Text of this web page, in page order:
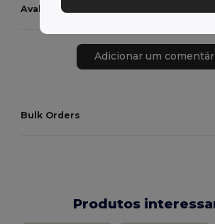
Avaliações de Clientes do Produto
Adicionar um
Bulk Orders
Produtos